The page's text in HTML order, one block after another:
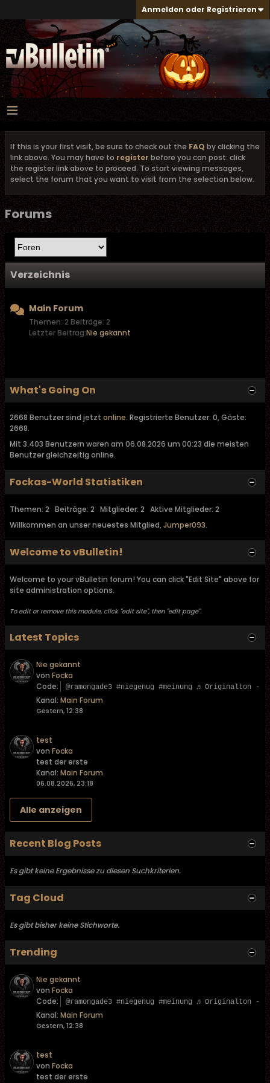
Anmelden oder Registrieren
If this is your first visit, be sure to check out the FAQ by clicking the
link above. You may have to register before you can post: click
the register link above to proceed. To start viewing messages,
select the forum that you want to visit from the selection below.
Forums
Verzeichnis
Main Forum
Themen: 2 Beiträge: 2
Letzter Beitrag:Nie gekannt
What's Going On
2668 Benutzer sind jetzt online. Registrierte Benutzer: 0, Gäste:
2668.
Mit 3.403 Benutzern waren am 06.08.2026 um 00:23 die meisten
Benutzer gleichzeitig online.
Fockas-World Statistiken
Themen: 2 Beiträge: 2 Mitglieder: 2 Aktive Mitglieder: 2
Willkommen an unser neuestes Mitglied,Jumper093.
Welcome to vBulletin!
Welcome to your vBulletin forum! You can click "Edit Site" above for
site administration options.
To edit or remove this module, click "edit site", then "edit page".
Latest Topics
Nie gekannt
von Focka
Code:
@ramongade3 #niegenug #meinung ♬ Originalton -
Kanal: Main Forum
Gestern, 12:38
test
von Focka
test der erste
Kanal: Main Forum
06.08.2026, 23:18
Alle anzeigen
Recent Blog Posts
Es gibt keine Ergebnisse zu diesen Suchkriterien.
Tag Cloud
Es gibt bisher keine Stichworte.
Trending
Nie gekannt
von Focka
Code:
@ramongade3 #niegenug #meinung ♬ Originalton -
Kanal: Main Forum
Gestern, 12:38
test
von Focka
test der erste